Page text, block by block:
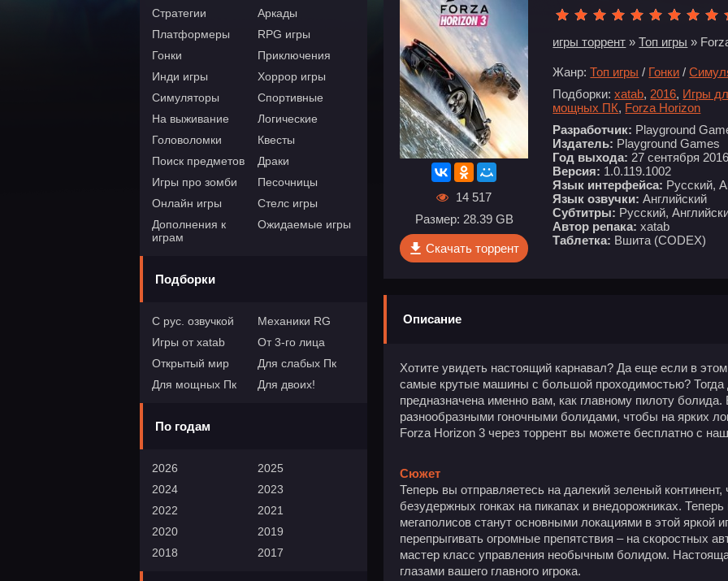
Стратегии
Аркады
Платформеры
RPG игры
Гонки
Приключения
Инди игры
Хоррор игры
Симуляторы
Спортивные
На выживание
Логические
Головоломки
Квесты
Поиск предметов
Драки
Игры про зомби
Песочницы
Онлайн игры
Стелс игры
Дополнения к
играм
Ожидаемые игры
Подборки
С рус. озвучкой
Механики RG
Игры от xatab
От 3-го лица
Открытый мир
Для слабых Пк
Для мощных Пк
Для двоих!
По годам
2026
2025
2024
2023
2022
2021
2020
2019
2018
2017
14 517
Размер: 28.39 GB
Скачать торрент
игры торрент »Топ игры »
Жанр: Топ игры / Гонки /
Подборки: xatab, 2016, Игры
мощных ПК, Forza Horizon
Разработчик: Playground
Издатель: Playground Games
Год выхода: 27 сентября 2016
Версия: 1.0.119.1002
Язык интерфейса: Русский,
Язык озвучки: Английский
Субтитры: Русский,
Автор репака: xatab
Таблетка: Вшита (CODEX)
Описание
Хотите увидеть настоящий карнавал? Да еще если в
самые крутые машины с большой проходимостью? Тогда
предназначена именно вам, как главному пилоту
разнообразными гоночными болидами, чтобы на ярких
Forza Horizon 3 через торрент вы можете бесплатно с
Сюжет
Теперь вы отправляетесь на далекий зеленый
безудержных гонках на пикапах и внедорожниках.
мегаполисов станут основными локациями в этой яркой
перепрыгивать огромные препятствия – на скоростных
мастер класс управления необычным болидом.
глазами вашего главного игрока.